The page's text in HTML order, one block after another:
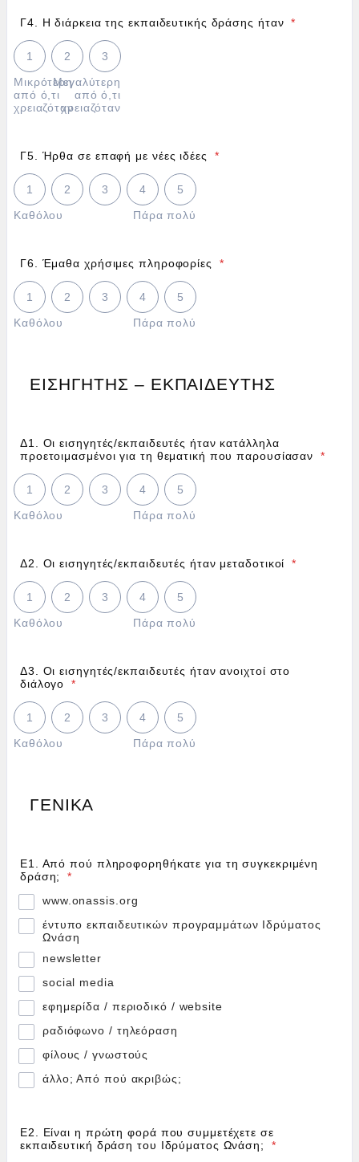
Γ4. Η διάρκεια της εκπαιδευτικής δράσης ήταν *
Μικρότερη
από ό,τι
χρειαζόταν
1
2
Μεγαλύτερη
από ό,τι
χρειαζόταν
3
1 is Μικρότερη από ό,τι χρειαζόταν, 3 is Μεγαλύτερη από
Γ5. Ήρθα σε επαφή με νέες ιδέες *
Καθόλου
1 2 3
4
Πάρα πολύ
5
1 is Καθόλου, 5 is Πάρα πολύ
Γ6. Έμαθα χρήσιμες πληροφορίες *
Καθόλου
1 2 3
4
Πάρα πολύ
5
1 is Καθόλου, 5 is Πάρα πολύ
ΕΙΣΗΓΗΤHΣ – ΕΚΠΑΙΔΕΥΤHΣ
Δ1. Οι εισηγητές/εκπαιδευτές ήταν κατάλληλα
προετοιμασμένοι για τη θεματική που παρουσίασαν
*
Καθόλου
1 2 3
4
Πάρα πολύ
5
1 is Καθόλου, 5 is Πάρα πολύ
Δ2. Οι εισηγητές/εκπαιδευτές ήταν μεταδοτικοί *
Καθόλου
1 2 3
4
Πάρα πολύ
5
1 is Καθόλου, 5 is Πάρα πολύ
Δ3. Οι εισηγητές/εκπαιδευτές ήταν ανοιχτοί στο
διάλογο
*
Καθόλου
1 2 3
4
Πάρα πολύ
5
1 is Καθόλου, 5 is Πάρα πολύ
ΓΕΝΙΚΑ
Ε1. Από πού πληροφορηθήκατε για τη συγκεκριμένη
δράση;
*
www.onassis.org
έντυπο εκπαιδευτικών προγραμμάτων Ιδρύματος
Ωνάση
newsletter
social media
εφημερίδα / περιοδικό / website
ραδιόφωνο / τηλεόραση
φίλους / γνωστούς
άλλο; Από πού ακριβώς;
Ε2. Είναι η πρώτη φορά που συμμετέχετε σε
εκπαιδευτική δράση του Ιδρύματος Ωνάση;
*